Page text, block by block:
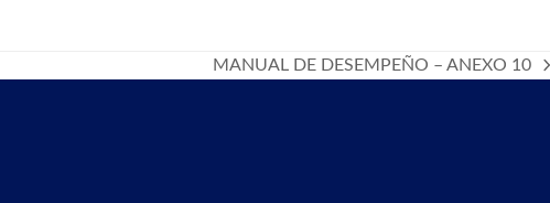
next
MANUAL DE DESEMPEÑO – ANEXO 10